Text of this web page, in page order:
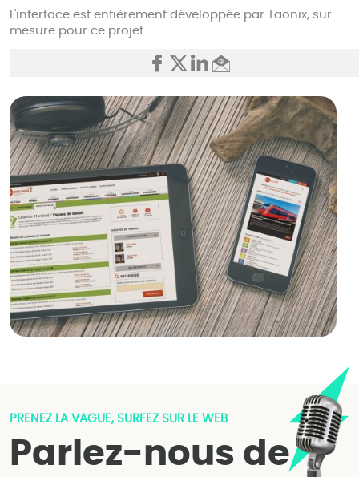
L'interface est entièrement développée par Taonix, sur
mesure pour ce projet.
PRENEZ LA VAGUE, SURFEZ SUR LE WEB
Parlez-nous de